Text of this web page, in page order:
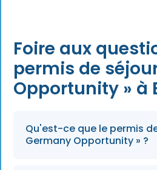
Foire aux
permis de
Opportunity » à
Qu'est-ce que le permis
Germany Opportunity » ?